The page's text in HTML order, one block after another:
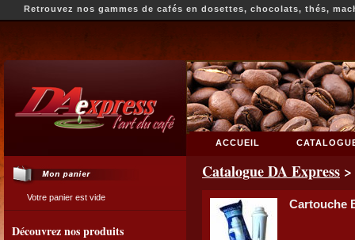
Retrouvez nos gammes de cafés en dosettes, chocolats, thés,
ACCUEIL
Votre panier est vide
Découvrez nos produits
Catalogue DA Express >
Cartouche